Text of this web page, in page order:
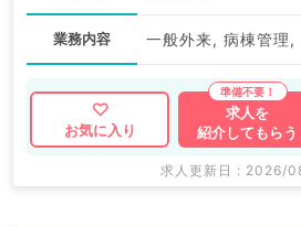
業務内容 一般外来, 病棟管理,
お気に入り
求人を
紹介してもらう
求人更新日 : 2026/